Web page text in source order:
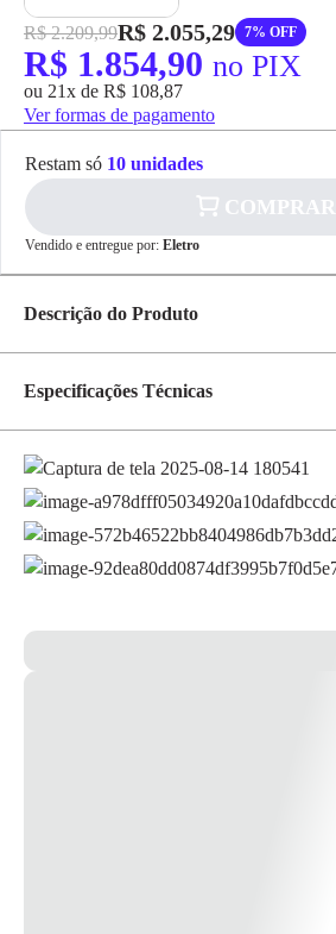
R$ 2.209,99R$ 2.055,29 7% OFF
R$ 1.854,90 no PIX
ou 21x de R$ 108,87
Ver formas de pagamento
pagamento
Pix
Cartão de
Crédito
R$ 1.854,90
Restam só 10 unidades
COMPRAR
Vendido e entregue por: Eletro
Descrição do Produto
Cemar * Imagem meramente ilustrativas
Especificações Técnicas
Material Metal